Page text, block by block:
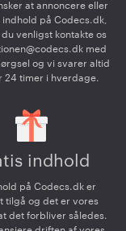
at annoncere eller
på Codecs.dk,
venligst kontakte os
med
og vi svarer altid
24 timer i hverdage.
indhold
på Codecs.dk er
tilgå og det er vores
det forbliver således.